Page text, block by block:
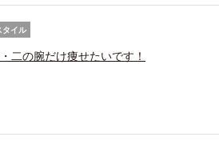
タイル
二の腕だけ痩せたいです！